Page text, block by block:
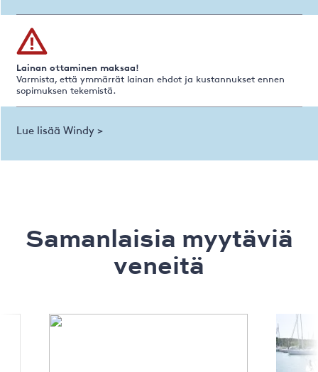
Lainan ottaminen maksaa!
Varmista, että ymmärrät lainan ehdot ja kustannukset ennen
sopimuksen tekemistä.
Lue lisää Windy >
Samanlaisia ​​myytäviä
veneitä